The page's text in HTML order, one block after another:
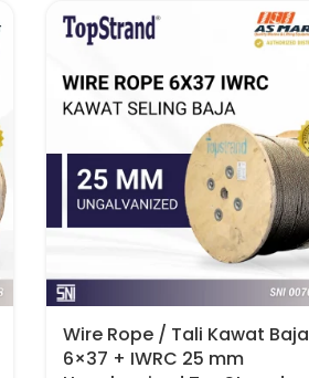
Wire Rope / Tali Kawat Baja
6×37 + IWRC 25 mm